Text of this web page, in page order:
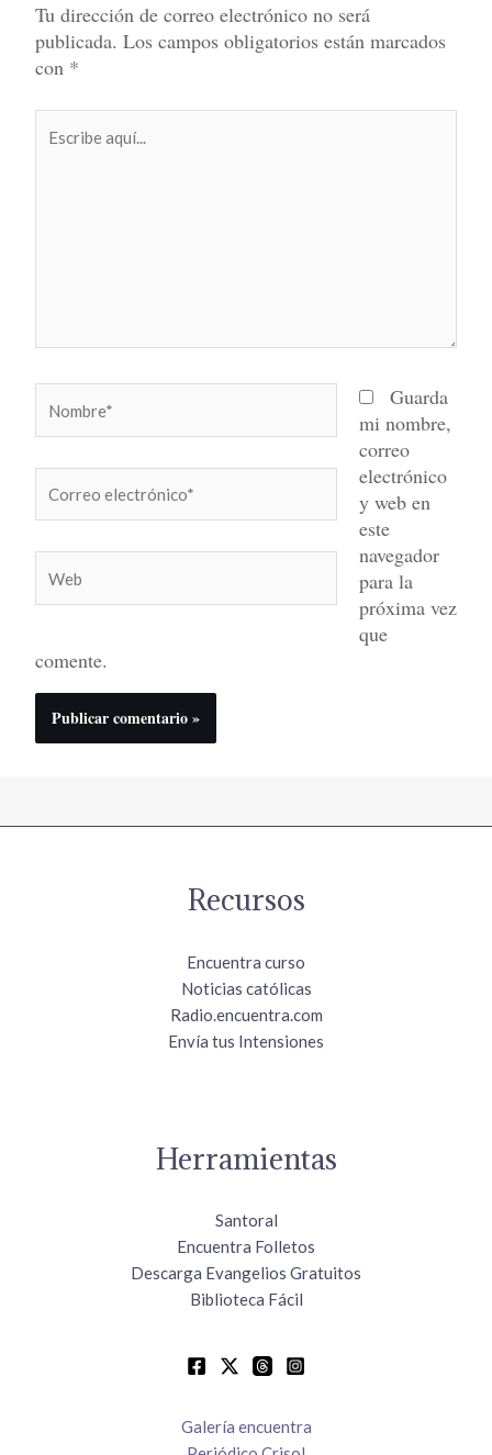
Tu dirección de correo electrónico no será
publicada. Los campos obligatorios están marcados
con *
aquí...
electrónico*
Guarda
mi nombre,
correo
electrónico
y web en
este
navegador
para la
próxima vez
que
comente.
Recursos
Encuentra curso
Noticias católicas
Radio.encuentra.com
Envía tus Intensiones
Herramientas
Santoral
Encuentra Folletos
Descarga Evangelios Gratuitos
Biblioteca Fácil
Galería encuentra